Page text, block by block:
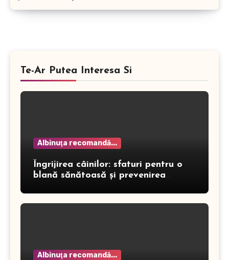
Te-Ar Putea Interesa Si
Albinuţa recomandă...
Îngrijirea câinilor: sfaturi pentru o
blană sănătoasă și prevenirea
Albinuţa recomandă...